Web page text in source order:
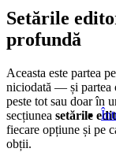
Setările
profundă
Aceasta este partea
niciodată — și partea
peste tot sau doar în
secțiunea setările
fiecare opțiune și pe
obții.